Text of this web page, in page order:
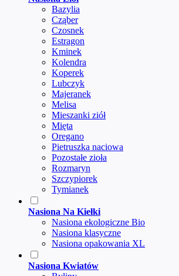
Bazylia
Cząber
Czosnek
Estragon
Kminek
Kolendra
Koperek
Lubczyk
Majeranek
Melisa
Mieszanki ziół
Mięta
Oregano
Pietruszka naciowa
Pozostałe zioła
Rozmaryn
Szczypiorek
Tymianek
Nasiona Na Kiełki
Nasiona ekologiczne Bio
Nasiona klasyczne
Nasiona opakowania XL
Nasiona Kwiatów